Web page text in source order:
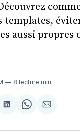
aussi propres
8 lecture min
Partager
LinkedIn
Share
WhatsApp
Partager
Courriel